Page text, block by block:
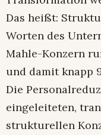
Das heißt:
Worten des
Mahle-Konzern
und damit knapp
Die
eingeleiteten,
strukturellen